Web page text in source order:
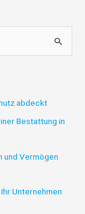
abdeckt
Bestattung in
und Vermögen
Unternehmen